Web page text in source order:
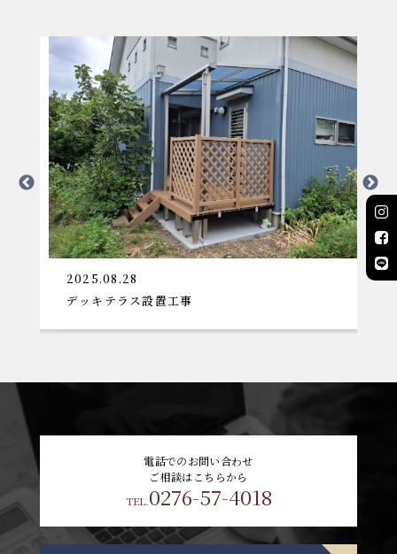
2025.08.28
デッキテラス設置工事
電話でのお問い合わせ
ご相談はこちらから
TEL.0276-57-4018